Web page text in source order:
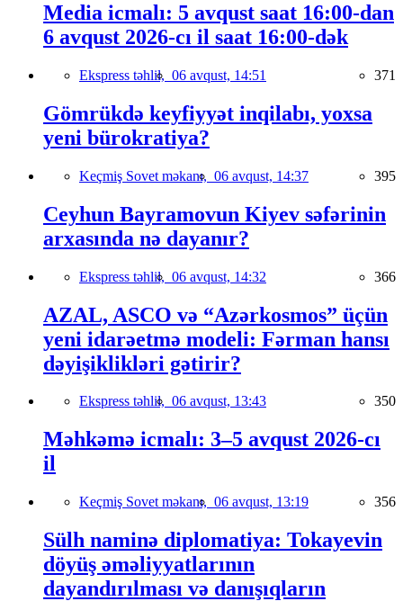
Media icmalı: 5 avqust saat 16:00-dan
6 avqust 2026-cı il saat 16:00-dək
Ekspress təhlil, 06 avqust, 14:51 371
Gömrükdə keyfiyyət inqilabı, yoxsa
yeni bürokratiya?
Keçmiş Sovet məkanı, 06 avqust, 14:37 395
Ceyhun Bayramovun Kiyev səfərinin
arxasında nə dayanır?
Ekspress təhlil, 06 avqust, 14:32 366
AZAL, ASCO və “Azərkosmos” üçün
yeni idarəetmə modeli: Fərman hansı
dəyişiklikləri gətirir?
Ekspress təhlil, 06 avqust, 13:43 350
Məhkəmə icmalı: 3–5 avqust 2026-cı
il
Keçmiş Sovet məkanı, 06 avqust, 13:19 356
Sülh naminə diplomatiya: Tokayevin
döyüş əməliyyatlarının
dayandırılması və danışıqların